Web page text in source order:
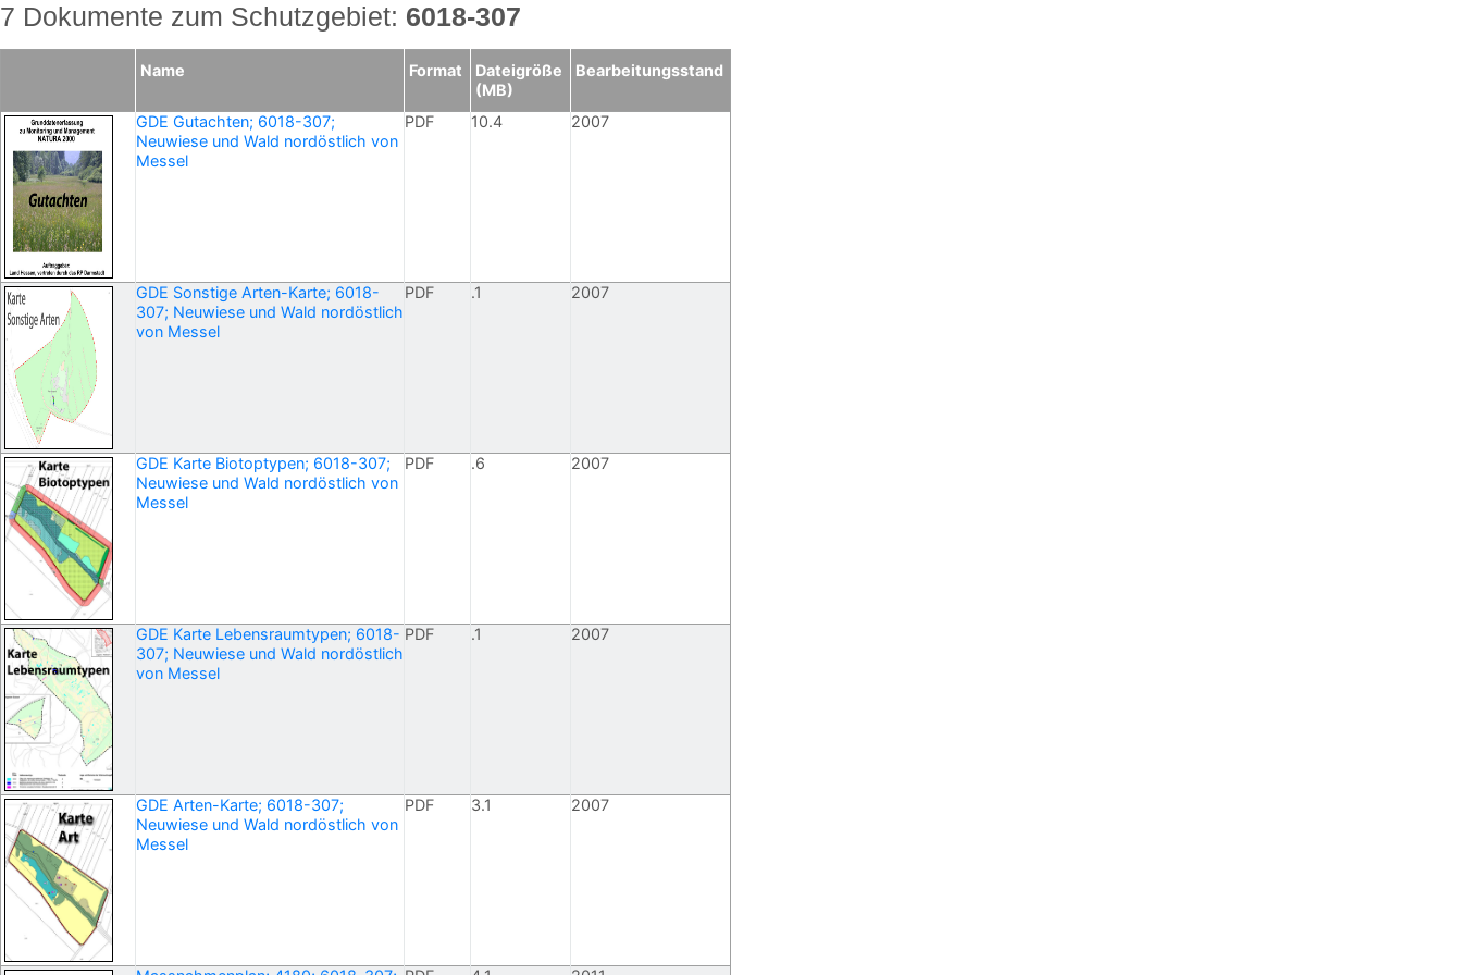
7 Dokumente zum Schutzgebiet: 6018-307
Name Format
Dateigröße
(MB)
Bearbeitungsstand
GDE Gutachten; 6018-307;
Neuwiese und Wald nordöstlich von
Messel
PDF 10.4 2007
GDE Sonstige Arten-Karte; 6018-
307; Neuwiese und Wald nordöstlich
von Messel
PDF .1 2007
GDE Karte Biotoptypen; 6018-307;
Neuwiese und Wald nordöstlich von
Messel
PDF .6 2007
GDE Karte Lebensraumtypen; 6018-
307; Neuwiese und Wald nordöstlich
von Messel
PDF .1 2007
GDE Arten-Karte; 6018-307;
Neuwiese und Wald nordöstlich von
Messel
PDF 3.1 2007